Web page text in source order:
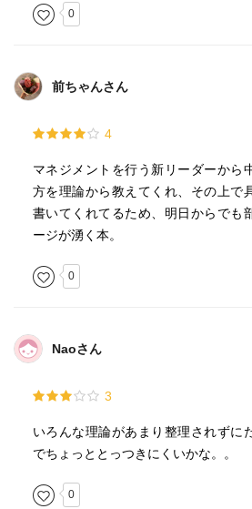
CONNECT(結びつける)：
・協力的環境を構築する
TRUST(信じて任せる)：
・信頼に必要な要素を認識する
・不信が持つ影響力を理解し、信
裏切られたときに何が起きるの
COACH(コーチング)：
・部下が成功する上で必要な指導
・さまざまな探求の旅を評価する
P = f(A, M, O)
P：Performance
M：Motivation
アドバイスするのではなく、質問し
を自分で見つける手助けをしてあげる
0
前ちゃんさん
4
マネジメントを行う新リーダーから
方を理論から教えてくれ、その上で
書いてくれてるため、明日からでも
ージが湧く本。
0
Naoさん
3
いろんな理論があまり整理されずに
でちょっととっつきにくいかな。。
0